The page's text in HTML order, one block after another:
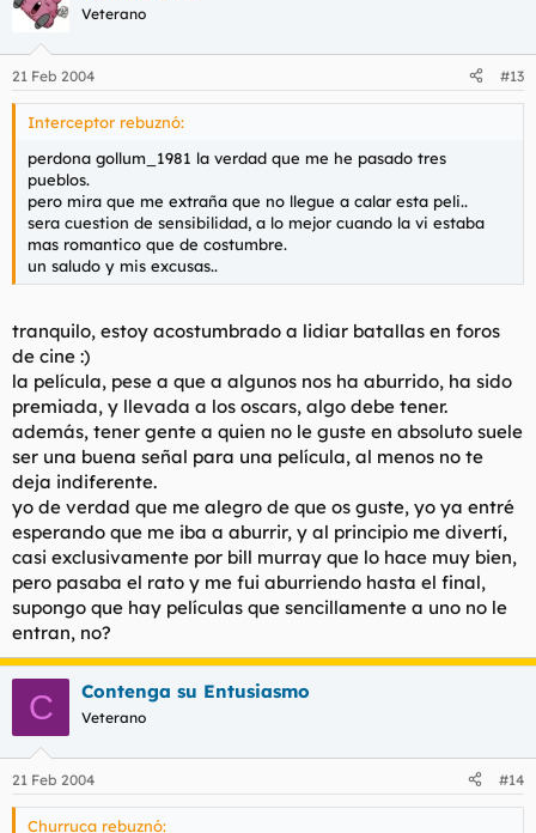
Veterano
21 Feb 2004 #13
Interceptor rebuznó:
perdona gollum_1981 la verdad que me he pasado tres
pueblos.
pero mira que me extraña que no llegue a calar esta peli..
sera cuestion de sensibilidad, a lo mejor cuando la vi estaba
mas romantico que de costumbre.
un saludo y mis excusas..
tranquilo, estoy acostumbrado a lidiar batallas en foros
de cine :)
la película, pese a que a algunos nos ha aburrido, ha sido
premiada, y llevada a los oscars, algo debe tener.
además, tener gente a quien no le guste en absoluto suele
ser una buena señal para una película, al menos no te
deja indiferente.
yo de verdad que me alegro de que os guste, yo ya entré
esperando que me iba a aburrir, y al principio me divertí,
casi exclusivamente por bill murray que lo hace muy bien,
pero pasaba el rato y me fui aburriendo hasta el final,
supongo que hay películas que sencillamente a uno no le
entran, no?
C Contenga su Entusiasmo
Veterano
21 Feb 2004 #14
Churruca rebuznó: